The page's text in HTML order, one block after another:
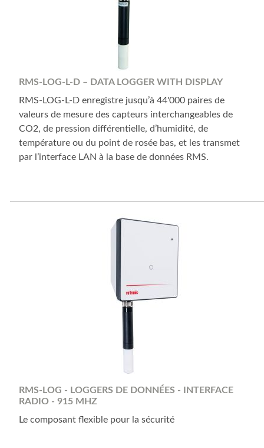
RMS-LOG-L-D – DATA LOGGER WITH DISPLAY
RMS-LOG-L-D enregistre jusqu’à 44'000 paires de
valeurs de mesure des capteurs interchangeables de
CO2, de pression différentielle, d’humidité, de
température ou du point de rosée bas, et les transmet
par l’interface LAN à la base de données RMS.
RMS-LOG - LOGGERS DE DONNÉES - INTERFACE
RADIO - 915 MHZ
Le composant flexible pour la sécurité